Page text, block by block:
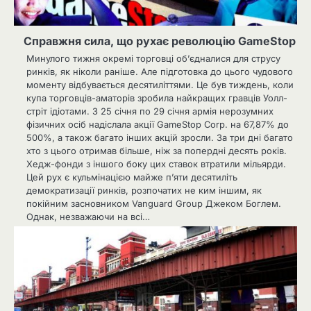
Справжня сила, що рухає революцію GameStop
Минулого тижня окремі торговці об’єдналися для струсу
ринків, як ніколи раніше. Але підготовка до цього чудового
моменту відбувається десятиліттями. Це був тиждень, коли
купа торговців-аматорів зробила найкращих гравців Уолл-
стріт ідіотами. З 25 січня по 29 січня армія нерозумних
фізичних осіб надіслала акції GameStop Corp. на 67,87% до
500%, а також багато інших акцій зросли. За три дні багато
хто з цього отримав більше, ніж за попердні десять років.
Хедж-фонди з іншого боку цих ставок втратили мільярди.
Цей рух є кульмінацією майже п’яти десятиліть
демократизації ринків, розпочатих не ким іншим, як
покійним засновником Vanguard Group Джеком Боглем.
Однак, незважаючи на всі…